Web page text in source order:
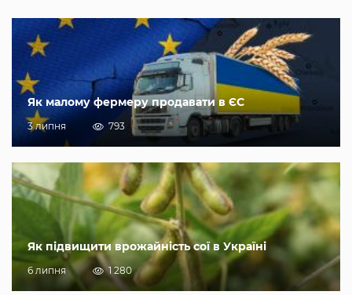
Як малому фермеру продавати в ЄС
3 липня 793
Як підвищити врожайність сої в Україні
6 липня 1 280